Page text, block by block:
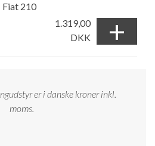
Fiat 210
1.319,00
DKK
+
er i danske kroner inkl.
moms.